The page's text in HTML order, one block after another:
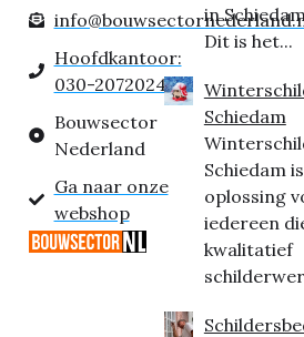
Hoofdkantoor:
030-2072024
Bouwsector
Nederland
Ga naar onze
webshop
in
Dit is het...
Schiedam
Schiedam
oplossing
iedereen
kwalitatief